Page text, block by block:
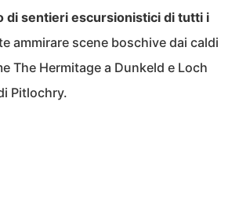
di sentieri escursionistici di tutti i
ammirare scene boschive dai caldi
The Hermitage a Dunkeld e Loch
Pitlochry.